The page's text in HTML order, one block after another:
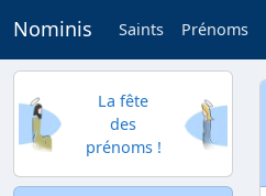
Nominis Saints Prénoms
La fête
des
prénoms !